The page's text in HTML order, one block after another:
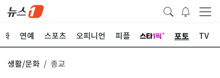
화 연예 스포츠 오피니언 피플 포토 TV
생활/문화 종교